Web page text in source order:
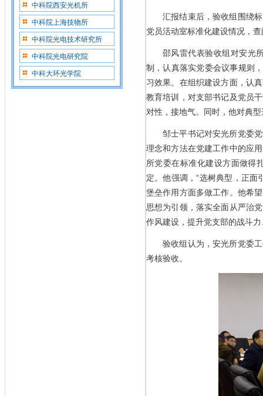
中科院西安光机所
中科院上海技物所
中科院光电技术研究所
中科院光电研究院
中科大环光学院
汇报结束后，验收组围绕
党员活动室标准化建设情况，
邵风雷代表验收组对安光
制，认真落实党委会议事规则
习效果。在组织建设方面，认
教育培训，对支部书记及党员
对性，接地气。同时，他对典
邹士平书记对安光所党委
理念和方法在党建工作中的应
所党委在标准化建设方面做得
定。他强调，“选树典型，正
堡垒作用方面多做工作。他希
思想为引领，落实全面从严治
作风建设，提升党支部的战斗
验收组认为，安光所党委
考核验收。